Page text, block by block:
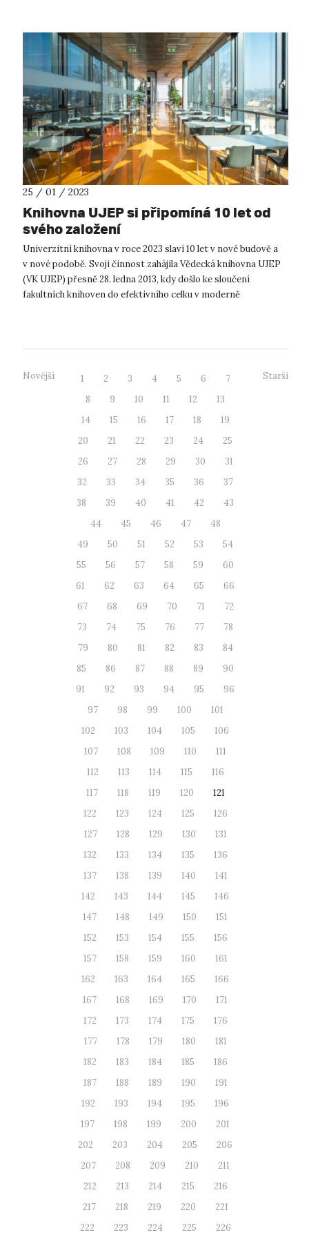
25 / 01 / 2023
Knihovna UJEP si připomíná 10 let od
svého založení
Univerzitní knihovna v roce 2023 slaví 10 let v nové budově a
v nové podobě. Svoji činnost zahájila Vědecká knihovna UJEP
(VK UJEP) přesně 28. ledna 2013, kdy došlo ke sloučení
fakultních knihoven do efektivního celku v moderně
Novější 1 2 3 4 5 6
7
8
9 10 11 12
13
14
15 16 17 18
19
20
21 22 23 24
25
26
27 28 29 30
31
32
33 34 35 36
37
38
39 40 41 42
43
44
45 46 47
48
49
50 51 52 53
54
55
56 57 58 59
60
61
62 63 64 65
66
67
68 69 70 71
72
73
74 75 76 77
78
79
80 81 82 83
84
85
86 87 88 89
90
91
92 93 94 95
96
97
98 99 100
101
102
103 104 105
106
107
108 109 110
111
112
113 114 115
116
117
118 119 120
121
122
123 124 125
126
127
128 129 130
131
132
133 134 135
136
137
138 139 140
141
142
143 144 145
146
147
148 149 150
151
152
153 154 155
156
157
158 159 160
161
162
163 164 165
166
167
168 169 170
171
172
173 174 175
176
177
178 179 180
181
182
183 184 185
186
187
188 189 190
191
192
193 194 195
196
197
198 199 200
201
202
203 204 205
206
207
208 209 210
211
212
213 214 215
216
217
218 219 220
221
222
223 224 225
226
Starší